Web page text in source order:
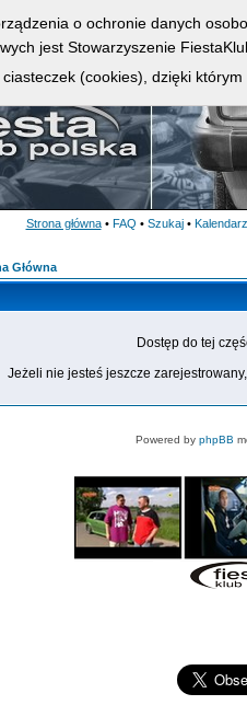
Strona główna • FAQ • Szukaj • Kalendarz
Główna
Dostęp do tej
Jeżeli nie jesteś jeszcze
Powered by phpBB
o ochronie danych
jest Stowarzyszenie
(cookies), dzięki